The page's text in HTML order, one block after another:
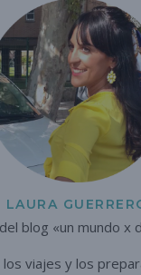
LAURA
blog «un mundo x
los viajes y los